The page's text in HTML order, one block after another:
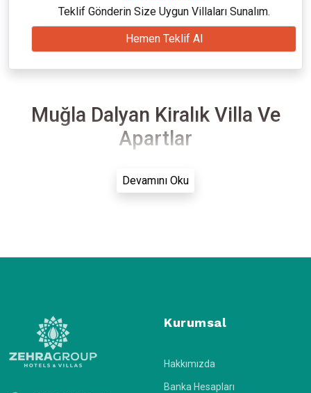
Teklif Gönderin Size Uygun Villaları Sunalım.
Hemen Teklif Al
Muğla Dalyan Kiralık Villa Ve
Apartlar
Devamını Oku
Kurumsal
Hakkımızda
Banka Hesapları